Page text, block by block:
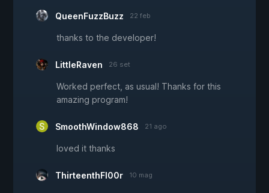
QueenFuzzBuzz 22 feb
thanks to the developer!
LittleRaven 26 set
Worked perfect, as usual! Thanks for this
amazing program!
SmoothWindow868 21 ago
loved it thanks
ThirteenthFl00r 10 mag